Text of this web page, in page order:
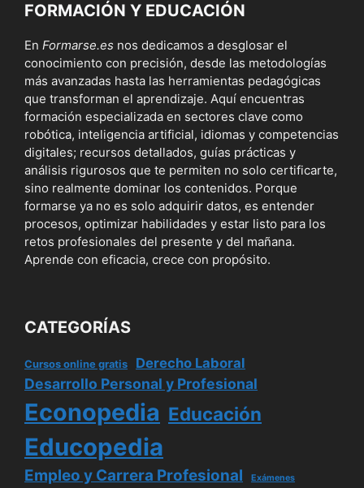
FORMACIÓN Y EDUCACIÓN
En Formarse.es nos dedicamos a desglosar el
conocimiento con precisión, desde las metodologías
más avanzadas hasta las herramientas pedagógicas
que transforman el aprendizaje. Aquí encuentras
formación especializada en sectores clave como
robótica, inteligencia artificial, idiomas y competencias
digitales; recursos detallados, guías prácticas y
análisis rigurosos que te permiten no solo certificarte,
sino realmente dominar los contenidos. Porque
formarse ya no es solo adquirir datos, es entender
procesos, optimizar habilidades y estar listo para los
retos profesionales del presente y del mañana.
Aprende con eficacia, crece con propósito.
CATEGORÍAS
Cursos online gratis Derecho Laboral
Desarrollo Personal y Profesional
Econopedia Educación
Educopedia
Empleo y Carrera Profesional Exámenes